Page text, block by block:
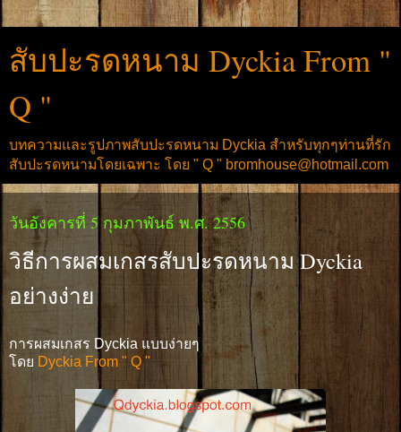
สับปะรดหนาม Dyckia From "
Q "
บทความและรูปภาพสับปะรดหนาม Dyckia สำหรับทุกๆท่านที่รัก
สับปะรดหนามโดยเฉพาะ โดย " Q " bromhouse@hotmail.com
วันอังคารที่ 5 กุมภาพันธ์ พ.ศ. 2556
วิธีการผสมเกสรสับปะรดหนาม Dyckia
อย่างง่าย
การผสมเกสร Dyckia แบบง่ายๆ
โดย Dyckia From " Q "